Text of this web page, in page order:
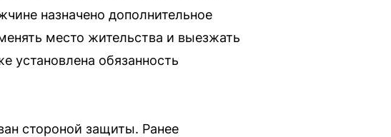
назначено дополнительное
место жительства и выезжать
установлена обязанность
стороной защиты. Ранее